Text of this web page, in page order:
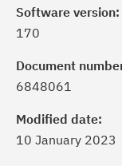
Software version:
170
Document
6848061
Modified date:
10 January 2023